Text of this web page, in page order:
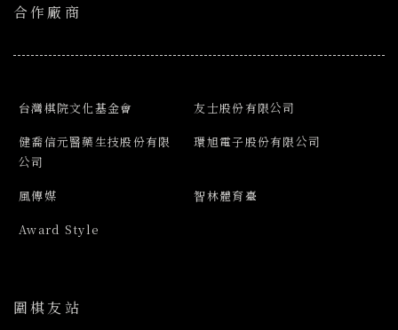
合作廠商
台灣棋院文化基金會
友士股份有限公司
健喬信元醫藥生技股份有限
公司
環旭電子股份有限公司
風傳媒
智林體育臺
Award Style
圍棋友站